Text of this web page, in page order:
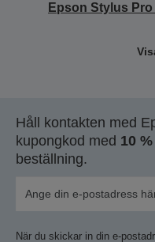
Epson Stylus
Håll kontakten med
kupongkod med 10
beställning.
När du skickar in din e-